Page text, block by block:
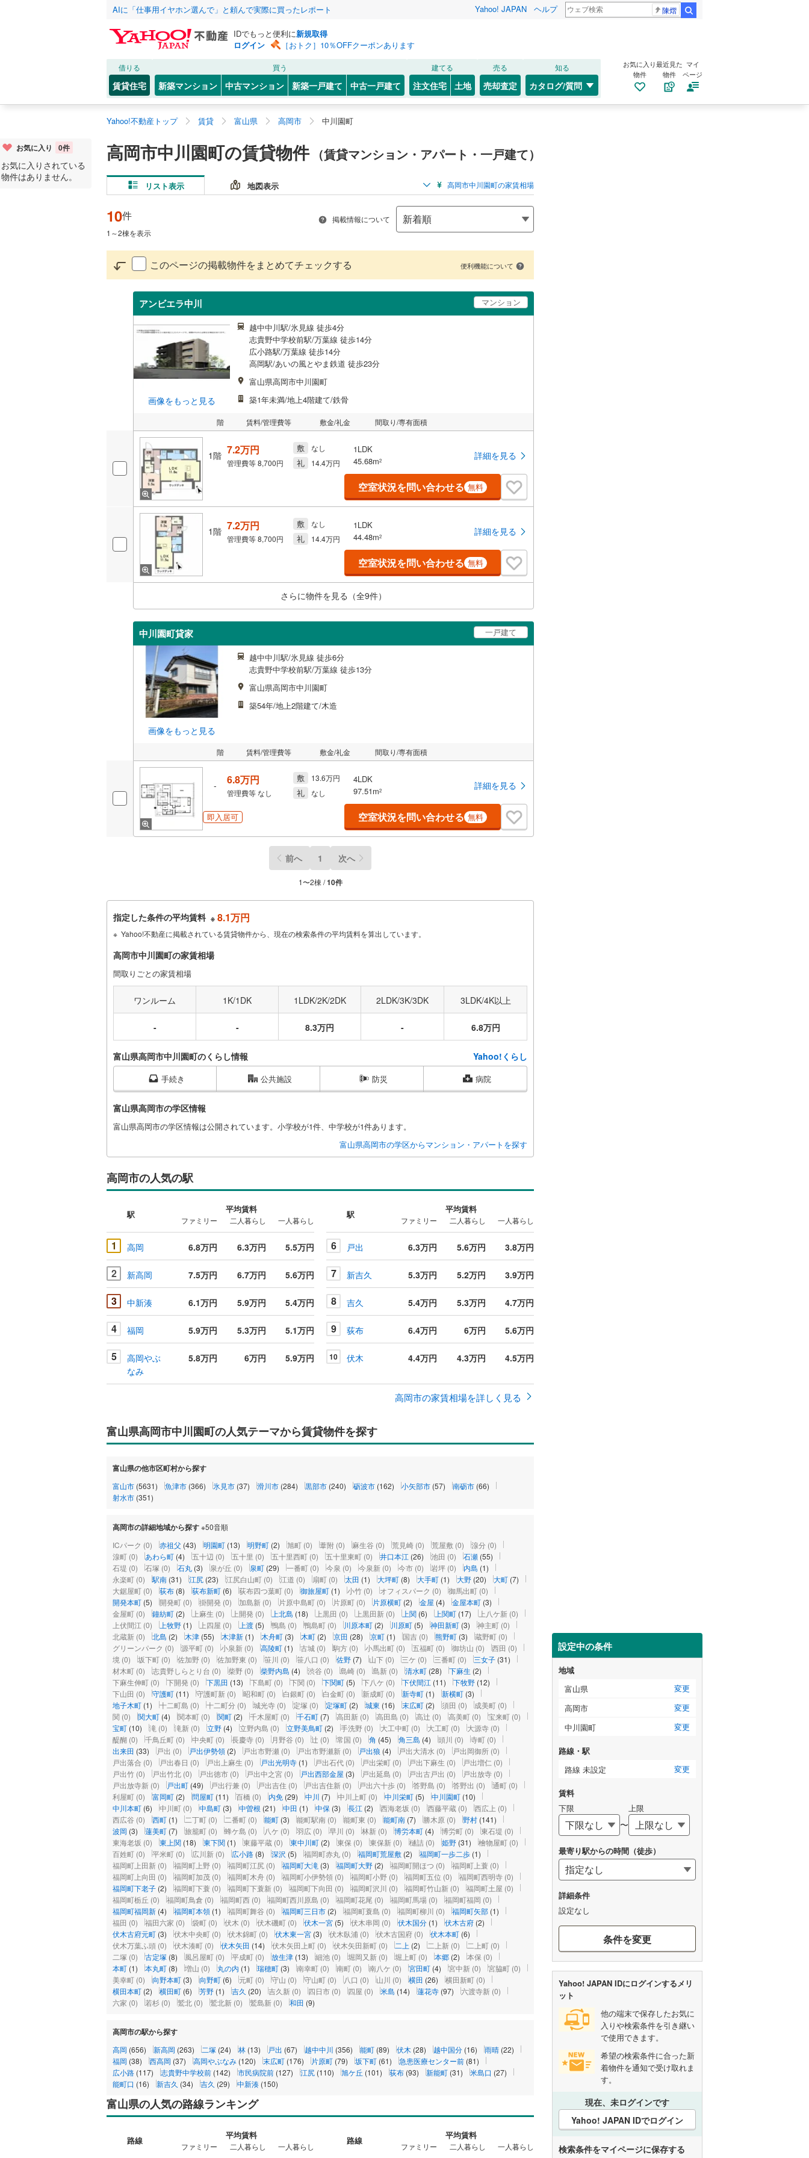
AIに「仕事用イヤホン選んで」と頼んで実際に買ったレポート Yahoo! JAPAN ヘルプ 陳熠
IDでもっと便利に新規取得
ログイン
［おトク］10％OFFクーポンあります
借りる
賃貸住宅
買う
新築マンション 中古マンション 新築一戸建て 中古一戸建て
建てる
注文住宅 土地
売る
売却査定
知る
カタログ/質問
お気に入り
物件
最近見た
物件
マイ
ページ
Yahoo!不動産トップ 賃貸 富山県 高岡市 中川園町
高岡市中川園町の賃貸物件 （賃貸マンション・アパート・一戸建て）
リスト表示 地図表示 高岡市中川園町の家賃相場
10件
1 ～2棟を表示
掲載情報について
このページの掲載物件をまとめてチェックする 便利機能について
アンビエラ中川 マンション
画像をもっと見る
越中中川駅/氷見線 徒歩4分
志貴野中学校前駅/万葉線 徒歩14分
広小路駅/万葉線 徒歩14分
高岡駅/あいの風とやま鉄道 徒歩23分
富山県高岡市中川園町
築1年未満/地上4階建て/鉄骨
階 賃料/管理費等 敷金/礼金 間取り/専有面積
1階 7.2万円
管理費等8,700円
敷 なし
礼 14.4万円
1LDK
45.68m2 詳細を見る
空室状況を問い合わせる 無料
1階 7.2万円
管理費等8,700円
敷 なし
礼 14.4万円
1LDK
44.48m2 詳細を見る
空室状況を問い合わせる 無料
さらに物件を見る（全9件）
中川園町貸家 一戸建て
画像をもっと見る
越中中川駅/氷見線 徒歩6分
志貴野中学校前駅/万葉線 徒歩13分
富山県高岡市中川園町
築54年/地上2階建て/木造
階 賃料/管理費等 敷金/礼金 間取り/専有面積
- 6.8万円
管理費等なし
敷 13.6万円
礼 なし
4LDK
97.51m2 詳細を見る
即入居可 空室状況を問い合わせる 無料
前へ 1 次へ
1〜2棟 /10件
指定した条件の平均賃料 ※ 8.1万円
Yahoo!不動産に掲載されている賃貸物件から、現在の検索条件の平均賃料を算出しています。
高岡市中川園町の家賃相場
間取りごとの家賃相場
ワンルーム 1K/1DK 1LDK/2K/2DK 2LDK/3K/3DK 3LDK/4K以上
- - 8.3万円 - 6.8万円
富山県高岡市中川園町のくらし情報 Yahoo!くらし
手続き 公共施設 防災 病院
富山県高岡市の学区情報
富山県高岡市の学区情報は公開されています。小学校が1件、中学校が1件あります。
富山県高岡市の学区からマンション・アパートを探す
高岡市の人気の駅
駅 平均賃料
ファミリー 二人暮らし 一人暮らし
駅 平均賃料
ファミリー 二人暮らし 一人暮らし
1 高岡 6.8万円 6.3万円 5.5万円
2 新高岡 7.5万円 6.7万円 5.6万円
3 中新湊 6.1万円 5.9万円 5.4万円
4 福岡 5.9万円 5.3万円 5.1万円
5
高岡やぶ
なみ
5.8万円 6万円 5.9万円
6 戸出 6.3万円 5.6万円 3.8万円
7 新吉久 5.3万円 5.2万円 3.9万円
8 吉久 5.4万円 5.3万円 4.7万円
9 荻布 6.4万円 6万円 5.6万円
10 伏木 4.4万円 4.3万円 4.5万円
高岡市の家賃相場を詳しく見る
富山県高岡市中川園町の人気テーマから賃貸物件を探す
富山県の他市区町村から探す
富山市 (5631) 魚津市 (366) 氷見市 (37) 滑川市 (284) 黒部市 (240) 砺波市 (162) 小矢部市 (57) 南砺市 (66)
射水市 (351)
高岡市の詳細地域から探す※50音順
ICパーク (0) 赤祖父 (43) 明園町 (13) 明野町 (2) 旭町 (0) 葦附 (0) 麻生谷 (0) 荒見崎 (0) 荒屋敷 (0) 湶分 (0)
湶町 (0) あわら町 (4) 五十辺 (0) 五十里 (0) 五十里西町 (0) 五十里東町 (0) 井口本江 (26) 池田 (0) 石瀬 (55)
石堤 (0) 石塚 (0) 石丸 (3) 泉が丘 (0) 泉町 (29) 一番町 (0) 今泉 (0) 今泉新 (0) 今市 (0) 岩坪 (0) 内島 (1)
永楽町 (0) 駅南 (31) 江尻 (23) 江尻白山町 (0) 江道 (0) 扇町 (0) 太田 (1) 大坪町 (8) 大手町 (1) 大野 (20) 大町 (7)
大鋸屋町 (0) 荻布 (8) 荻布新町 (6) 荻布四つ葉町 (0) 御旅屋町 (1) 小竹 (0) オフィスパーク (0) 御馬出町 (0)
開発本町 (5) 開発町 (0) 掛開発 (0) 加島新 (0) 片原中島町 (0) 片原町 (0) 片原横町 (2) 金屋 (4) 金屋本町 (3)
金屋町 (0) 鐘紡町 (2) 上麻生 (0) 上開発 (0) 上北島 (18) 上黒田 (0) 上黒田新 (0) 上関 (6) 上関町 (17) 上八ケ新 (0)
上伏間江 (0) 上牧野 (1) 上四屋 (0) 上渡 (5) 鴨島 (0) 鴨島町 (0) 川原本町 (2) 川原町 (5) 神田新町 (3) 神主町 (0)
北蔵新 (0) 北島 (2) 木津 (55) 木津新 (1) 木舟町 (3) 木町 (2) 京田 (28) 京町 (1) 国吉 (0) 熊野町 (3) 蔵野町 (0)
グリーンパーク (0) 源平町 (0) 小泉新 (0) 高陵町 (1) 古城 (0) 駒方 (0) 小馬出町 (0) 五福町 (0) 御坊山 (0) 西田 (0)
境 (0) 坂下町 (0) 佐加野 (0) 佐加野東 (0) 笹川 (0) 笹八口 (0) 佐野 (7) 山下 (0) 三ケ (0) 三番町 (0) 三女子 (31)
材木町 (0) 志貴野しらとり台 (0) 柴野 (0) 柴野内島 (4) 渋谷 (0) 島崎 (0) 島新 (0) 清水町 (28) 下麻生 (2)
下麻生伸町 (0) 下開発 (0) 下黒田 (13) 下島町 (0) 下関 (0) 下関町 (5) 下八ケ (0) 下伏間江 (11) 下牧野 (12)
下山田 (0) 守護町 (11) 守護町新 (0) 昭和町 (0) 白銀町 (0) 白金町 (0) 新成町 (0) 新寺町 (1) 新横町 (3)
地子木町 (1) 十二町島 (0) 十二町分 (0) 城光寺 (0) 定塚 (0) 定塚町 (2) 城東 (16) 末広町 (2) 須田 (0) 成美町 (0)
関 (0) 関大町 (4) 関本町 (0) 関町 (2) 千木屋町 (0) 千石町 (7) 高田新 (0) 高田島 (0) 高辻 (0) 高美町 (0) 宝来町 (0)
宝町 (10) 滝 (0) 滝新 (0) 立野 (4) 立野内島 (0) 立野美鳥町 (2) 手洗野 (0) 大工中町 (0) 大工町 (0) 大源寺 (0)
醍醐 (0) 千鳥丘町 (0) 中央町 (0) 長慶寺 (0) 月野谷 (0) 辻 (0) 常国 (0) 角 (45) 角三島 (4) 頭川 (0) 寺町 (0)
出来田 (33) 戸出 (0) 戸出伊勢領 (2) 戸出市野瀬 (0) 戸出市野瀬新 (0) 戸出狼 (4) 戸出大清水 (0) 戸出岡御所 (0)
戸出落合 (0) 戸出春日 (0) 戸出上麻生 (0) 戸出光明寺 (1) 戸出石代 (0) 戸出栄町 (0) 戸出下麻生 (0) 戸出増仁 (0)
戸出竹 (0) 戸出竹北 (0) 戸出徳市 (0) 戸出中之宮 (0) 戸出西部金屋 (3) 戸出延島 (0) 戸出古戸出 (0) 戸出放寺 (0)
戸出放寺新 (0) 戸出町 (49) 戸出行兼 (0) 戸出吉住 (0) 戸出吉住新 (0) 戸出六十歩 (0) 答野島 (0) 答野出 (0) 通町 (0)
利屋町 (0) 富岡町 (2) 問屋町 (11) 百橋 (0) 内免 (29) 中川 (7) 中川上町 (0) 中川栄町 (5) 中川園町 (10)
中川本町 (6) 中川町 (0) 中島町 (3) 中曽根 (21) 中田 (1) 中保 (3) 長江 (2) 西海老坂 (0) 西藤平蔵 (0) 西広上 (0)
西広谷 (0) 西町 (1) 二丁町 (0) 二番町 (0) 能町 (3) 能町駅南 (0) 能町東 (0) 能町南 (7) 勝木原 (0) 野村 (141)
波岡 (3) 蓮美町 (7) 旅籠町 (0) 蜂ケ島 (0) 八ケ (0) 羽広 (0) 早川 (0) 林新 (0) 博労本町 (4) 博労町 (0) 東石堤 (0)
東海老坂 (0) 東上関 (18) 東下関 (1) 東藤平蔵 (0) 東中川町 (2) 東保 (0) 東保新 (0) 樋詰 (0) 姫野 (31) 檜物屋町 (0)
百姓町 (0) 平米町 (0) 広川新 (0) 広小路 (8) 深沢 (5) 福岡町赤丸 (0) 福岡町荒屋敷 (2) 福岡町一歩二歩 (1)
福岡町上田新 (0) 福岡町上野 (0) 福岡町江尻 (0) 福岡町大滝 (3) 福岡町大野 (2) 福岡町開ほつ (0) 福岡町上蓑 (0)
福岡町上向田 (0) 福岡町加茂 (0) 福岡町木舟 (0) 福岡町小伊勢領 (0) 福岡町小野 (0) 福岡町五位 (0) 福岡町西明寺 (0)
福岡町下老子 (2) 福岡町下蓑 (0) 福岡町下蓑新 (0) 福岡町下向田 (0) 福岡町沢川 (0) 福岡町竹山新 (0) 福岡町土屋 (0)
福岡町栃丘 (0) 福岡町鳥倉 (0) 福岡町西 (0) 福岡町西川原島 (0) 福岡町花尾 (0) 福岡町馬場 (0) 福岡町福岡 (0)
福岡町福岡新 (4) 福岡町本領 (1) 福岡町舞谷 (0) 福岡町三日市 (2) 福岡町蓑島 (0) 福岡町柳川 (0) 福岡町矢部 (1)
福田 (0) 福田六家 (0) 袋町 (0) 伏木 (0) 伏木磯町 (0) 伏木一宮 (5) 伏木串岡 (0) 伏木国分 (1) 伏木古府 (2)
伏木古府元町 (3) 伏木中央町 (0) 伏木錦町 (0) 伏木東一宮 (3) 伏木臥浦 (0) 伏木古国府 (0) 伏木本町 (6)
伏木万葉ふ頭 (0) 伏木湊町 (0) 伏木矢田 (14) 伏木矢田上町 (0) 伏木矢田新町 (0) 二上 (2) 二上新 (0) 二上町 (0)
二塚 (0) 古定塚 (8) 風呂屋町 (0) 平成町 (0) 放生津 (13) 細池 (0) 堀岡又新 (0) 堀上町 (0) 本郷 (2) 本保 (0)
本町 (1) 本丸町 (8) 増山 (0) 丸の内 (1) 瑞穂町 (3) 南幸町 (0) 南町 (0) 南八ケ (0) 宮田町 (4) 宮中新 (0) 宮脇町 (0)
美幸町 (0) 向野本町 (3) 向野町 (6) 元町 (0) 守山 (0) 守山町 (0) 八口 (0) 山川 (0) 横田 (26) 横田新町 (0)
横田本町 (2) 横田町 (6) 芳野 (1) 吉久 (20) 吉久新 (0) 四日市 (0) 四屋 (0) 米島 (14) 蓮花寺 (97) 六渡寺新 (0)
六家 (0) 若杉 (0) 鷲北 (0) 鷲北新 (0) 鷲島新 (0) 和田 (9)
高岡市の駅から探す
高岡 (656) 新高岡 (263) 二塚 (24) 林 (13) 戸出 (67) 越中中川 (356) 能町 (89) 伏木 (28) 越中国分 (16) 雨晴 (22)
福岡 (38) 西高岡 (37) 高岡やぶなみ (120) 末広町 (176) 片原町 (79) 坂下町 (61) 急患医療センター前 (81)
広小路 (117) 志貴野中学校前 (142) 市民病院前 (127) 江尻 (110) 旭ケ丘 (101) 荻布 (93) 新能町 (31) 米島口 (27)
能町口 (16) 新吉久 (34) 吉久 (29) 中新湊 (150)
富山県の人気の路線ランキング
路線 平均賃料
ファミリー 二人暮らし 一人暮らし
路線 平均賃料
ファミリー 二人暮らし 一人暮らし
お気に入り 0件
お気に入りされている
物件はありません。
設定中の条件
地域
富山県
変更
高岡市
変更
中川園町
変更
路線・駅
路線 未設定
変更
賃料
下限
〜
上限
最寄り駅からの時間（徒歩）
詳細条件
設定なし
条件を変更
Yahoo! JAPAN IDにログインするメリ
ット
他の端末で保存したお気に
入りや検索条件を引き継い
で使用できます。
希望の検索条件に合った新
着物件を通知で受け取れま
す。
現在、未ログインです
Yahoo! JAPAN IDでログイン
検索条件をマイページに保存する